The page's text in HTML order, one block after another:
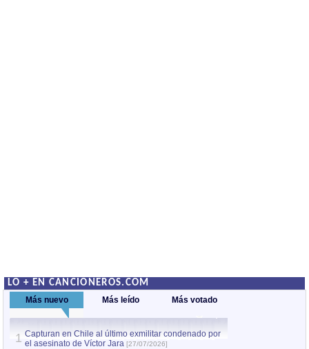
LO + EN CANCIONEROS.COM
Más nuevo Más leído Más votado
1 Capturan en Chile al último exmilitar condenado por
el asesinato de Víctor Jara [27/07/2026]